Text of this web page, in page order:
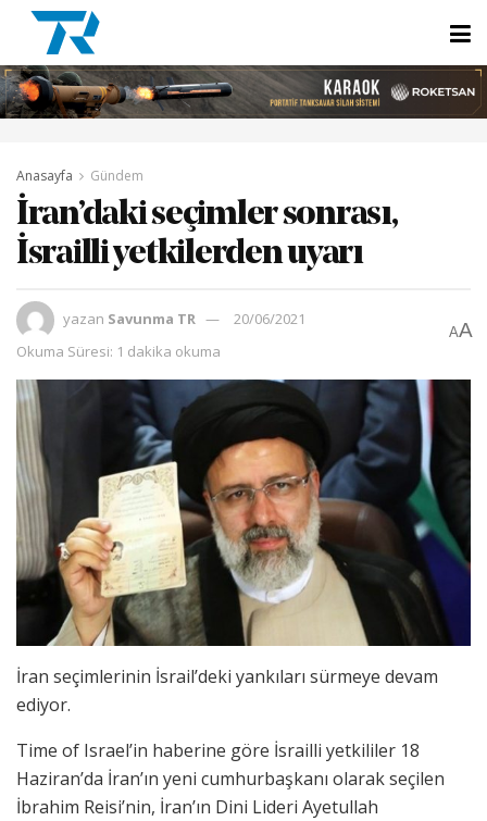
Anasayfa Gündem
İran’daki seçimler sonrası,
İsrailli yetkilerden uyarı
yazan Savunma TR
20/06/2021
Okuma Süresi: 1 dakika okuma
AA
İran seçimlerinin İsrail’deki yankıları sürmeye devam
ediyor.
Time of Israel’in haberine göre İsrailli yetkililer 18
Haziran’da İran’ın yeni cumhurbaşkanı olarak seçilen
İbrahim Reisi’nin, İran’ın Dini Lideri Ayetullah